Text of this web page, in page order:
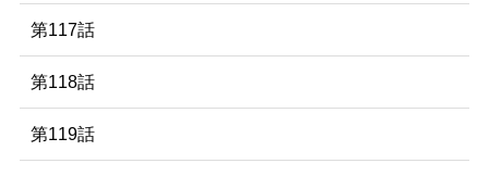
第117話
第118話
第119話